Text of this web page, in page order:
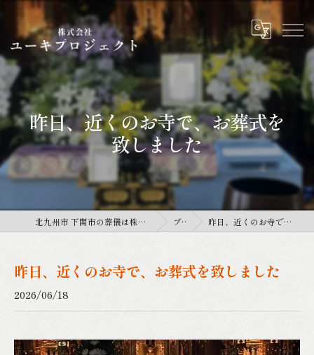
昨日、近くのお寺で、お葬式を
致しました
北九州市 下関市の葬儀は株式会社ユーキプロジェクト ブログ 昨日、近くのお寺で、お葬式を致しました
昨日、近くのお寺で、お葬式を致しました
2026/06/18